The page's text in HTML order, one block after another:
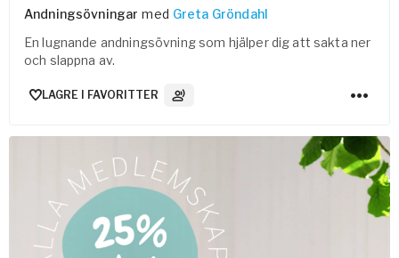
Andningsövningar med Greta Gröndahl
En lugnande andningsövning som hjälper dig att sakta ner
och slappna av.
LAGRE I FAVORITTER 3 Lydspor